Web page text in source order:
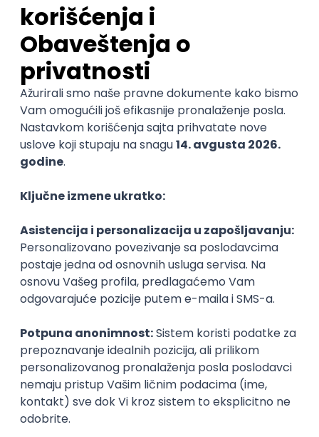
Senior JavaScript/Node.js MCP
Developer (FinTech Project)
Sigma Software
Remote
17.08.2026.
JavaScript Node Node.js AWS DevOps
REST
ReactJS
TypeScript Microservices LESS Senior
Senior Full-Stack Developer
(Python/React/AWS)
Remote
SQL NoSQL Python AWS Docker DevOps
REST
ReactJS
TypeScript Cloud RESTful
Microservices
Kafka
Kubernetes Senior
Tech Lead, Web Core Product &
Speechify
Remote
04.09.2026.
140.000,00 - 200.000,00 USD (gross)
iOS
Android ReactJS TypeScript Firebase